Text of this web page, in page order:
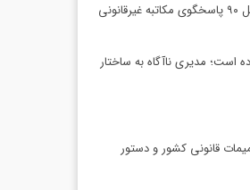
عضو کمیسیون عمران مجلس شورای اسلامی گفت: هیچ فرد یا نهادی توان و اجازه توقف طرح طبیعت‌گردی آشوراده را ندارد و مدیران سازمان حفاظت محیط زیست باید در کمیسیون اصل ۹۰ پاسخگوی مکاتبه غیرقانونی
است؛ مدیری ناآگاه به ساختار
قانونی کشور و دستور